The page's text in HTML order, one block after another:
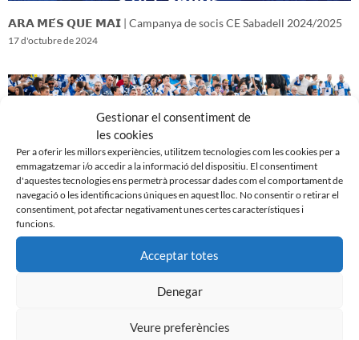
Gestionar el consentiment de
les cookies
Per a oferir les millors experiències, utilitzem tecnologies com les cookies per a
emmagatzemar i/o accedir a la informació del dispositiu. El consentiment
d'aquestes tecnologies ens permetrà processar dades com el comportament de
navegació o les identificacions úniques en aquest lloc. No consentir o retirar el
consentiment, pot afectar negativament unes certes característiques i
funcions.
Acceptar totes
Denegar
Veure preferències
𝗔𝗥𝗔 𝗠𝗘́𝗦 𝗤𝗨𝗘 𝗠𝗔𝗜 | Campanya de socis CE Sabadell 2024/2025
17 d'octubre de 2024
𝑽𝒆𝒏𝒊𝒎 𝒅’𝒖𝒏𝒂 𝒈𝒓𝒂𝒏 𝒃𝒂𝒕𝒂𝒍𝒍𝒂…𝒊 𝒂𝒏𝒆𝒎 𝒂 𝒑𝒆𝒓 𝒍𝒂 𝒔𝒆𝒈𝒖̈𝒆𝒏𝒕